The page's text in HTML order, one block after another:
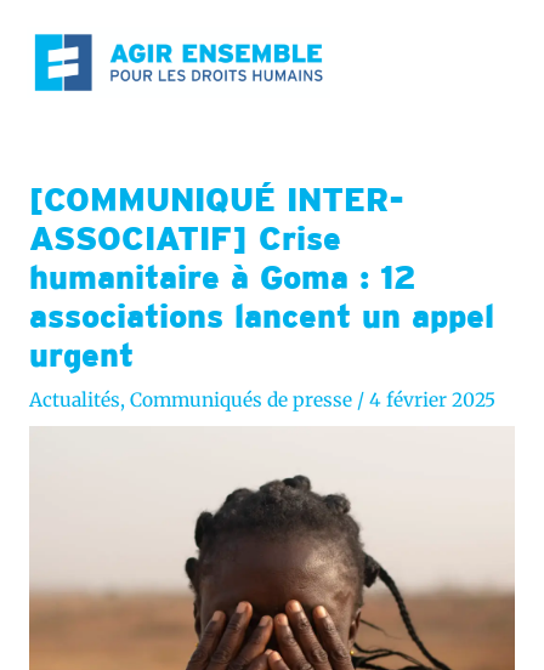
contenu
[COMMUNIQUÉ INTER-
ASSOCIATIF] Crise
humanitaire à Goma : 12
associations lancent un appel
urgent
Actualités, Communiqués de presse/ 4 février 2025